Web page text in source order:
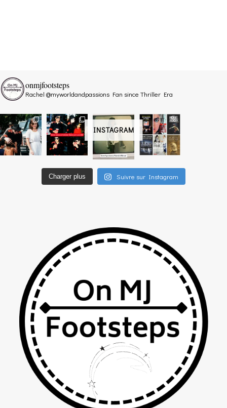
INSTAGRAM
onmjfootsteps
Rachel @myworldandpassions Fan since Thriller Era
Charger plus Suivre sur Instagram